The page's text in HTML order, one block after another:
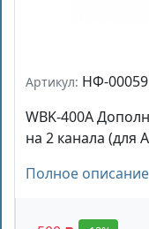
Артикул: НФ-
WBK-400A
на 2 канала (для
Полное описание